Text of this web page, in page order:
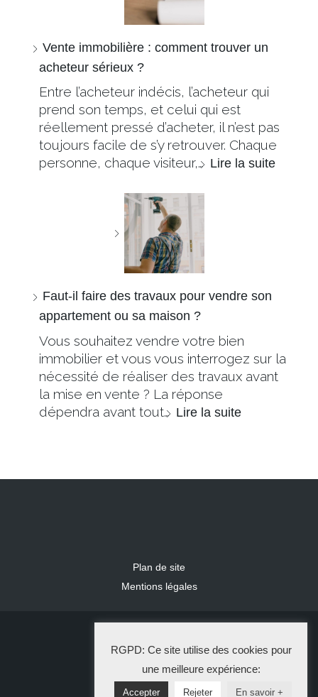
Vente immobilière : comment trouver un
acheteur sérieux ?
Entre l’acheteur indécis, l’acheteur qui
prend son temps, et celui qui est
réellement pressé d’acheter, il n’est pas
toujours facile de s’y retrouver. Chaque
personne, chaque visiteur,… Lire la suite
Faut-il faire des travaux pour vendre son
appartement ou sa maison ?
Vous souhaitez vendre votre bien
immobilier et vous vous interrogez sur la
nécessité de réaliser des travaux avant
la mise en vente ? La réponse
dépendra avant tout… Lire la suite
Plan de site
Mentions légales
La Solution Immo
RGPD: Ce site utilise des cookies pour
une meilleure expérience:
Accepter Rejeter En savoir +